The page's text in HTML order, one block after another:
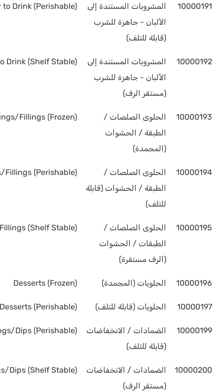
10000191
المشروبات المستندة إلى
الألبان - جاهزة للشرب
(قابلة للتلف)
to Drink (Perishable)
10000192
المشروبات المستندة إلى
الألبان - جاهزة للشرب
(مستقر الرف)
Drink (Shelf Stable)
10000193
الحلوى الصلصات /
الطبقة / الحشوات
(المجمدة)
Fillings (Frozen)
10000194
الحلوى الصلصات /
الطبقة / الحشوات (قابلة
للتلف)
Fillings (Perishable)
10000195
الحلوى الصلصات /
الطبقات / الحشوات
(الرف مستقرة)
(Shelf Stable)
10000196 الحلويات (المجمدة) Desserts (Frozen)
10000197 الحلويات (قابلة للتلف) Desserts (Perishable)
10000199
الضمادات / الانخفاضات
(قابلة للتلف)
Dips (Perishable)
10000200
الضمادات / الانخفاضات
(مستقر الرف)
Dips (Shelf Stable)